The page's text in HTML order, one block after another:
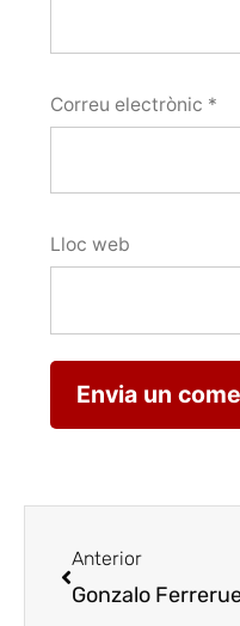
Correu electrònic *
Lloc web
Anterior